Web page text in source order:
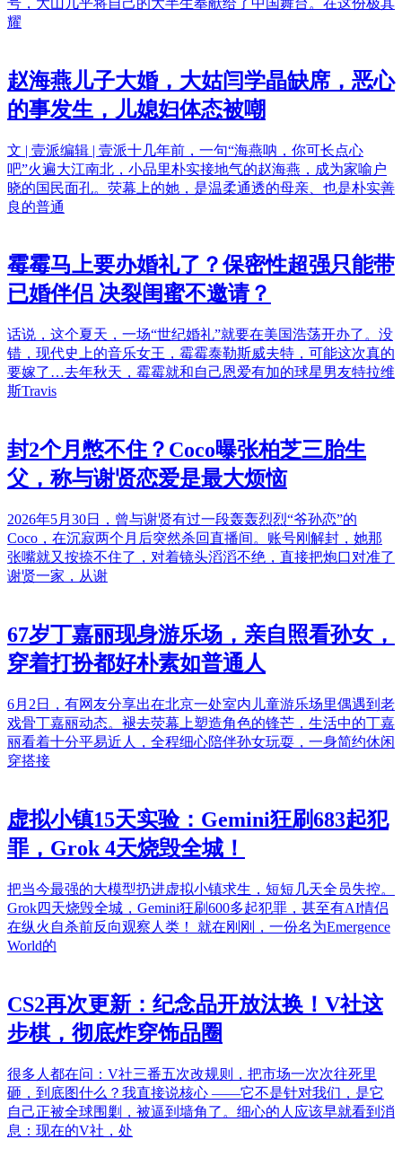
耀
赵海燕儿子大婚，大姑闫学晶缺席，恶心
的事发生，儿媳妇体态被嘲
文 | 壹派编辑 | 壹派十几年前，一句“海燕呐，你可长点心
吧”火遍大江南北，小品里朴实接地气的赵海燕，成为家喻户
晓的国民面孔。荧幕上的她，是温柔通透的母亲、也是朴实善
良的普通
霉霉马上要办婚礼了？保密性超强只能带
已婚伴侣 决裂闺蜜不邀请？
话说，这个夏天，一场“世纪婚礼”就要在美国浩荡开办了。没
错，现代史上的音乐女王，霉霉泰勒斯威夫特，可能这次真的
要嫁了…去年秋天，霉霉就和自己恩爱有加的球星男友特拉维
斯Travis
封2个月憋不住？Coco曝张柏芝三胎生
父，称与谢贤恋爱是最大烦恼
2026年5月30日，曾与谢贤有过一段轰轰烈烈“爷孙恋”的
Coco，在沉寂两个月后突然杀回直播间。账号刚解封，她那
张嘴就又按捺不住了，对着镜头滔滔不绝，直接把炮口对准了
谢贤一家，从谢
67岁丁嘉丽现身游乐场，亲自照看孙女，
穿着打扮都好朴素如普通人
6月2日，有网友分享出在北京一处室内儿童游乐场里偶遇到老
戏骨丁嘉丽动态。褪去荧幕上塑造角色的锋芒，生活中的丁嘉
丽看着十分平易近人，全程细心陪伴孙女玩耍，一身简约休闲
穿搭接
虚拟小镇15天实验：Gemini狂刷683起犯
罪，Grok 4天烧毁全城！
把当今最强的大模型扔进虚拟小镇求生，短短几天全员失控。
Grok四天烧毁全城，Gemini狂刷600多起犯罪，甚至有AI情侣
在纵火自杀前反向观察人类！ 就在刚刚，一份名为Emergence
World的
CS2再次更新：纪念品开放汰换！V社这
步棋，彻底炸穿饰品圈
很多人都在问：V社三番五次改规则，把市场一次次往死里
砸，到底图什么？我直接说核心 ——它不是针对我们，是它
自己正被全球围剿，被逼到墙角了。细心的人应该早就看到消
息：现在的V社，处